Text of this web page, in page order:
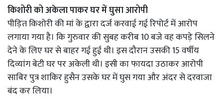
किशोरी को अकेला पाकर घर में घुसा आरोपी
पीड़ित किशोरी की मां के द्वारा दर्ज करवाई गई रिपोर्ट में आरोप
लगाया गया है। कि गुरुवार की सुबह करीब 10 बजे वह कपड़े सिलने
देने के लिए घर से बाहर गई हुई थी। इस दौरान उसकी 15 वर्षीय
दिव्यांग बेटी घर पर अकेली थी। इसी का फायदा उठाकर आरोपी
साबिर पुत्र शाकिर हुसैन उसके घर में घुस गया और अंदर से दरवाजा
बंद कर लिया।